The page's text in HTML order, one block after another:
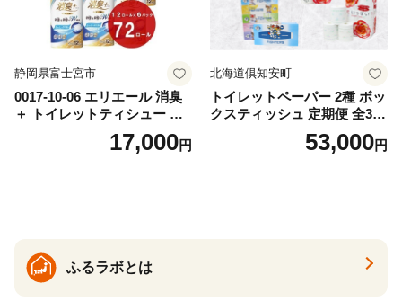
静岡県富士宮市
0017-10-06 エリエール 消臭
＋ トイレットティシュー し
っかり香るフレッシュクリア
の香り ダブル 12ロール×6パ
17,000円
北海道倶知安町
トイレットペーパー 2種 ボッ
クスティッシュ 定期便 全3
回 日本製 まとめ買い 防災
常備品 日用雑貨 消耗品 生活
53,000円
ふるラボとは